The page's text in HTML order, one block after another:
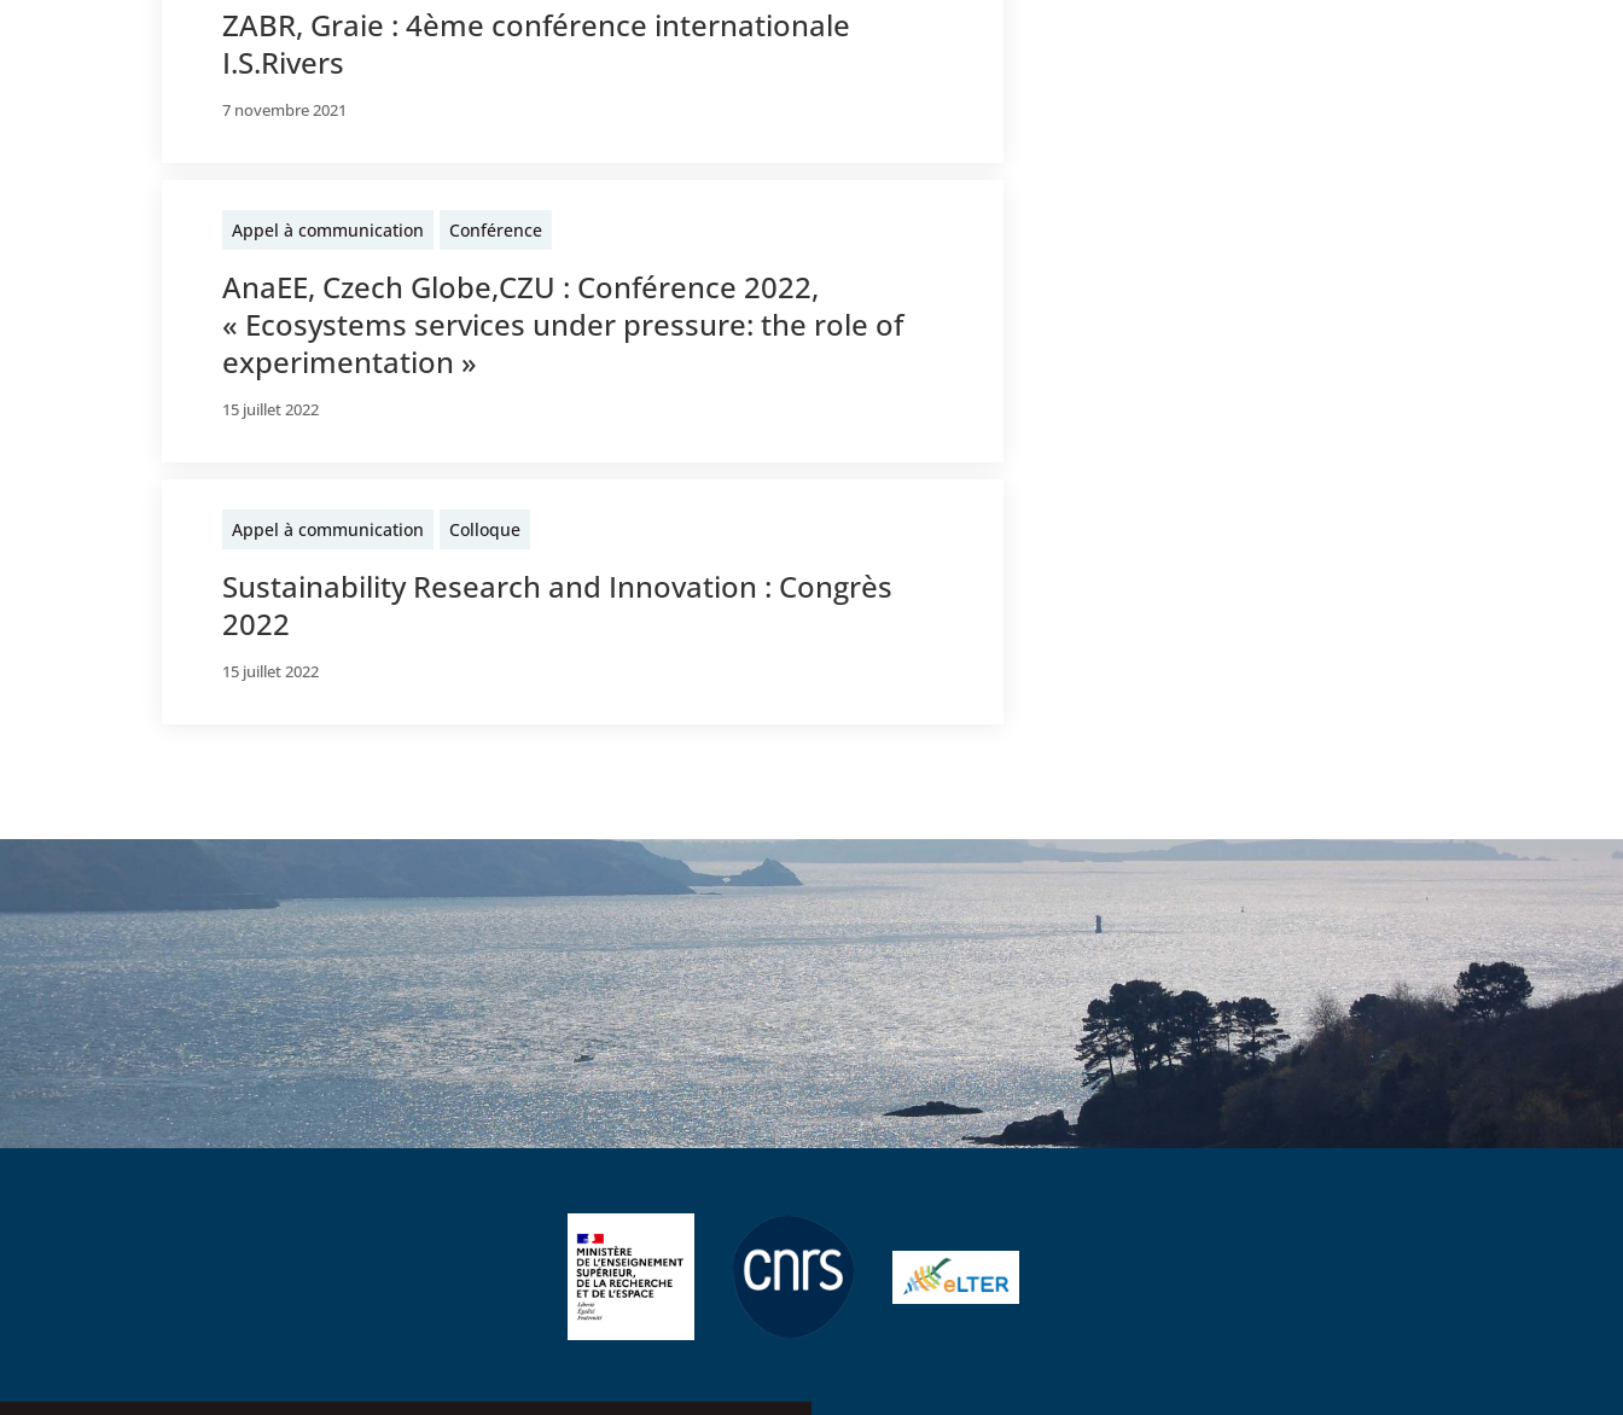
ZABR, Graie : 4ème conférence internationale
I.S.Rivers
7 novembre 2021
Appel à communication Conférence
AnaEE, Czech Globe,CZU : Conférence 2022,
« Ecosystems services under pressure: the role of
experimentation »
15 juillet 2022
Appel à communication Colloque
Sustainability Research and Innovation : Congrès
2022
15 juillet 2022